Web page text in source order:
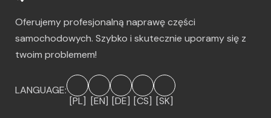
Oferujemy profesjonalną naprawę części
samochodowych. Szybko i skutecznie uporamy się z
twoim problemem!
LANGUAGE:
[PL] [EN] [DE] [CS] [SK]